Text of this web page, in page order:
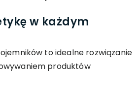
w każdym
to idealne rozwiązanie
produktów